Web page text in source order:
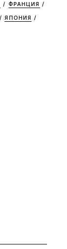
ФРАНЦИЯ
ЯПОНИЯ